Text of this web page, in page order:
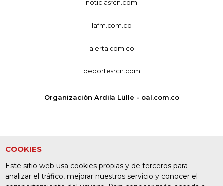
COOKIES
Este sitio web usa cookies propias y de terceros para
analizar el tráfico, mejorar nuestros servicio y conocer el
noticiasrcn.com
lafm.com.co
alerta.com.co
deportesrcn.com
Organización Ardila Lülle - oal.com.co